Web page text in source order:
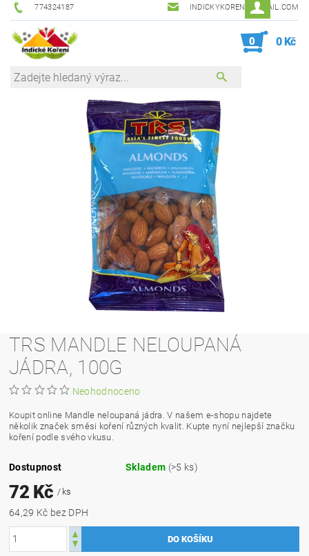
774324187 INDICKYKORENI@GMAIL.COM
0 0 Kč
TRS MANDLE NELOUPANÁ
JÁDRA, 100G
Neohodnoceno
Koupit online Mandle neloupaná jádra . V našem e-shopu najdete
několik značek směsi koření různých kvalit. Kupte nyní nejlepší značku
koření podle svého vkusu.
Dostupnost Skladem (>5 ks)
72 Kč/ ks
64,29 Kč bez DPH